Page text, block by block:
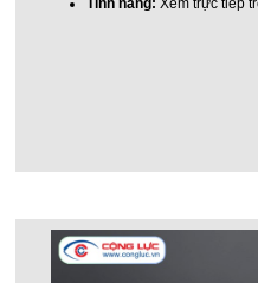
Tính năng:Xem trực tiếp